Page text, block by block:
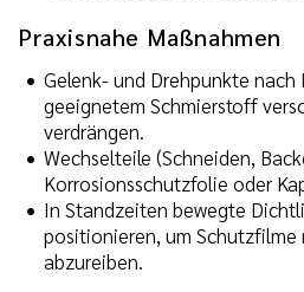
Praxisnahe Maßnahmen
Gelenk- und Drehpunkte nach
geeignetem Schmierstoff
verdrängen.
Wechselteile (Schneiden,
Korrosionsschutzfolie oder
In Standzeiten bewegte
positionieren, um
abzureiben.